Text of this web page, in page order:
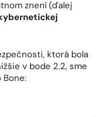
znení (ďalej
ktorá bola
v bode 2.2, sme
Bone: